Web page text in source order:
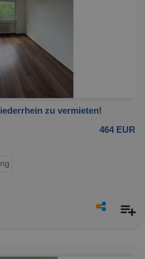
zu vermieten!
464 EUR